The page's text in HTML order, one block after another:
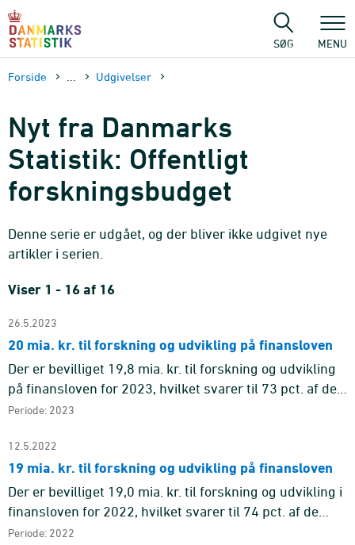
sidens
SØG MENU
Forside Udgivelser
Nyt fra Danmarks
Statistik: Offentligt
forskningsbudget
Denne serie er udgået, og der bliver ikke udgivet nye
artikler i serien.
Viser 1 - 16 af 16
26.5.2023
20 mia. kr. til forskning og udvikling på finansloven
Der er bevilliget 19,8 mia. kr. til forskning og udvikling
på finansloven for 2023, hvilket svarer til 73 pct. af de
samlede offentlige bevillinger til forskning og udvik ...
Periode: 2023
12.5.2022
19 mia. kr. til forskning og udvikling på finansloven
Der er bevilliget 19,0 mia. kr. til forskning og udvikling i
finansloven for 2022, hvilket svarer til 74 pct. af de
samlede bevillinger for året.
Periode: 2022